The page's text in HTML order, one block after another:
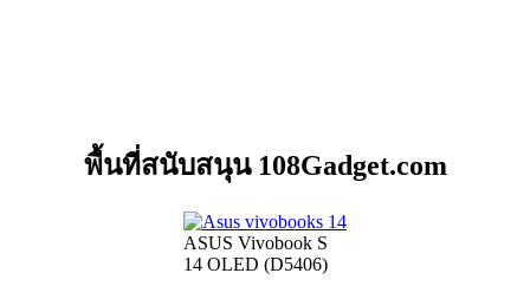
พื้นที่สนับสนุน 108Gadget.com
ASUS Vivobook S
14 OLED (D5406)